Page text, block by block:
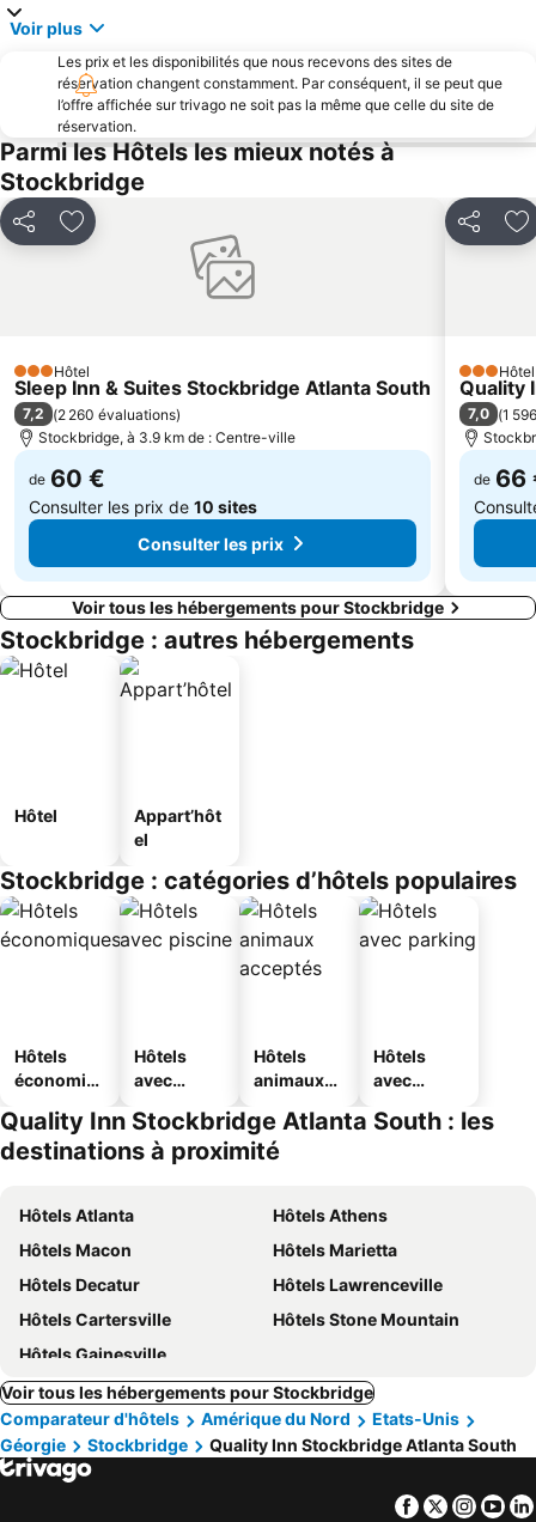
Voir plus
Les prix et les disponibilités que nous recevons des sites de
réservation changent constamment. Par conséquent, il se peut que
l’offre affichée sur trivago ne soit pas la même que celle du site de
réservation.
Parmi les Hôtels les mieux notés à
Stockbridge
PartagerAjouter à mes favoris
3 Étoiles
Hôtel
Sleep Inn & Suites Stockbridge Atlanta South
7,2 (2 260 évaluations)
Stockbridge, à 3.9 km de : Centre-ville
de 60 €
Consulter les prix de 10 sites
Consulter les prix
Partager
3 Étoiles
Hôtel
Quality
7,0 (1
de 66
Voir tous les hébergements pour Stockbridge
Stockbridge : autres hébergements
Hôtel
Appart’hôt
el
Stockbridge : catégories d’hôtels populaires
Hôtels
économiq
Hôtels
avec
Hôtels
animaux
Hôtels
avec
Quality Inn Stockbridge Atlanta South : les
destinations à proximité
Hôtels Atlanta
Hôtels Athens
Hôtels Macon
Hôtels Marietta
Hôtels Decatur
Hôtels Lawrenceville
Hôtels Cartersville
Hôtels Stone Mountain
Hôtels Gainesville
Voir tous les hébergements pour Stockbridge
Comparateur d'hôtels
Amérique du Nord
Etats-Unis
Géorgie
Stockbridge Quality Inn Stockbridge Atlanta South
Facebook
Twitter